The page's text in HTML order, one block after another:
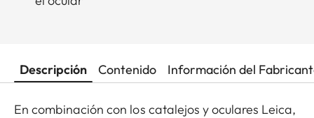
Descripción Contenido Información del
En combinación con los catalejos y oculares Leica,